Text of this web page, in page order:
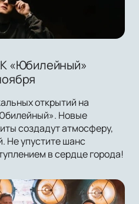
«Юбилейный»
открытий на
Новые
создадут атмосферу,
Не упустите шанс
в сердце города!